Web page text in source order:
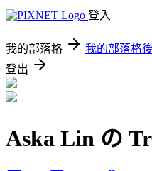
登入
我的部落格 我的部落格
登出
Aska Lin の